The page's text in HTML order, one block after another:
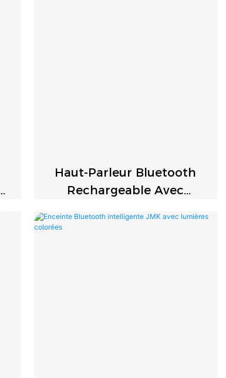
Haut-Parleur Bluetooth
Rechargeable Avec